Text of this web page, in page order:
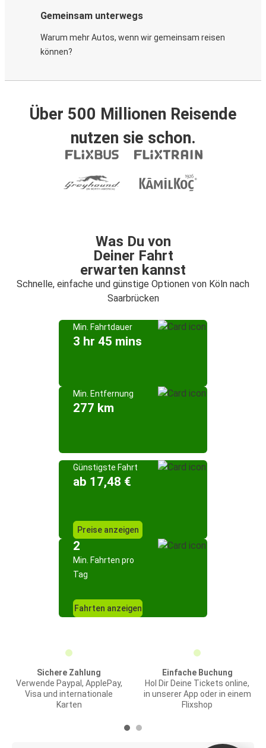
Gemeinsam unterwegs
Warum mehr Autos, wenn wir gemeinsam reisen
können?
Über 500 Millionen Reisende
nutzen sie schon.
Was Du von
Deiner Fahrt
erwarten kannst
Schnelle, einfache und günstige Optionen von Köln nach
Saarbrücken
Min. Fahrtdauer
3 hr 45 mins
Min. Entfernung
277 km
Günstigste Fahrt
ab 17,48 €
Preise anzeigen
2
Min. Fahrten pro
Tag
Fahrten anzeigen
Sichere Zahlung
Verwende Paypal, ApplePay,
Visa und internationale
Karten
Einfache Buchung
Hol Dir Deine Tickets online,
in unserer App oder in einem
Flixshop